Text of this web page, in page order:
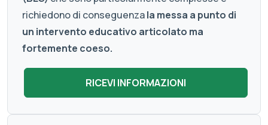
richiedono di conseguenzala messa a punto di
un intervento educativo articolato ma
fortemente coeso.